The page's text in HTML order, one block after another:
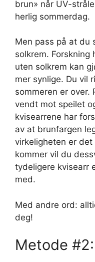
brun» når UV-
herlig sommerdag.
Men pass på at du
solkrem. Forskning
uten solkrem kan
mer synlige. Du vil
sommeren er over.
vendt mot speilet
kvisearrene har
av at brunfargen
virkeligheten er
kommer vil du
tydeligere kvisearr
med.
Med andre ord:
deg!
Metode